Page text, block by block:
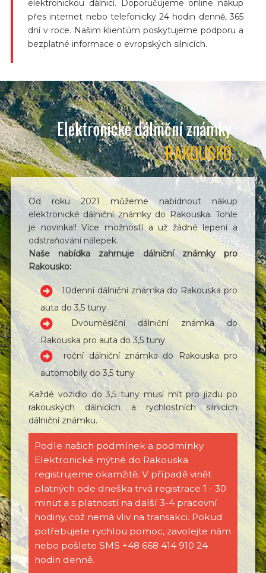
elektronickou dálnicí. Doporučujeme online nákup
přes internet nebo telefonicky 24 hodin denně, 365
dní v roce. Našim klientům poskytujeme podporu a
bezplatné informace o evropských silnicích.
Elektronické dálniční známky
RAKOUSKO
Od roku 2021 můžeme nabídnout nákup
elektronické dálniční známky do Rakouska. Tohle
je novinka!! Více možností a už žádné lepení a
odstraňování nálepek.
Naše nabídka zahrnuje dálniční známky pro
Rakousko:
10denní dálniční známka do Rakouska pro
auta do 3,5 tuny
Dvouměsíční dálniční známka do
Rakouska pro auta do 3,5 tuny
roční dálniční známka do Rakouska pro
automobily do 3,5 tuny
Každé vozidlo do 3,5 tuny musí mít pro jízdu po
rakouských dálnicích a rychlostních silnicích
dálniční známku.
Podle našich podmínek a podmínky
Elektronické mýtné do Rakouska
registrujeme okamžitě. V případě vinět
platných ode dneška trvá registrace 1 - 30
minut a s platností na další 3-4 pracovní
hodiny, což nemá vliv na transakci. Pokud
potřebujete rychlou pomoc, zavolejte nám
nebo pošlete SMS +48 668 414 910 24
hodin denně.